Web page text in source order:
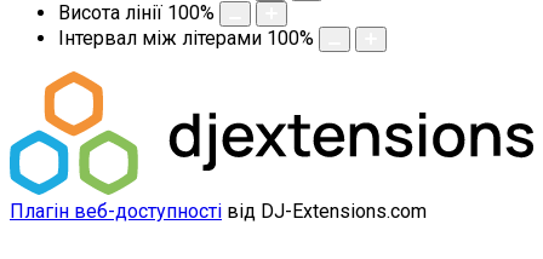
Висота лінії 100%
Інтервал між літерами 100%
Плагін веб-доступності від DJ-Extensions.com